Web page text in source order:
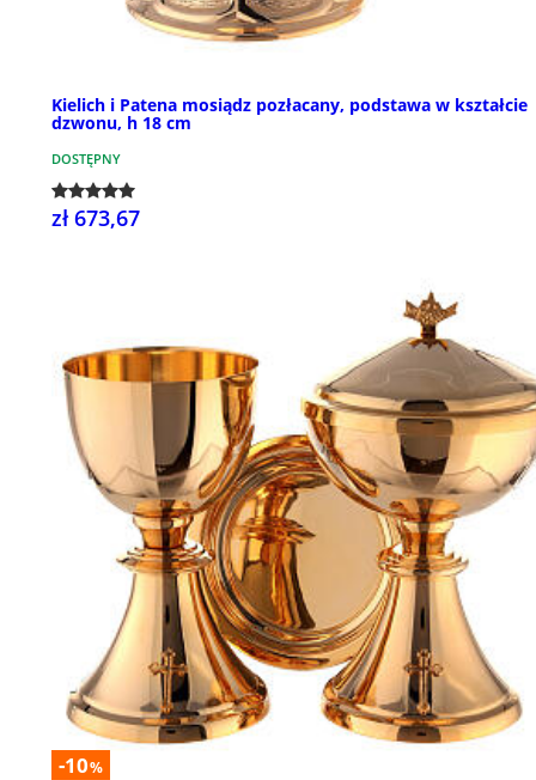
Kielich i Patena mosiądz pozłacany, podstawa w kształcie
dzwonu, h 18 cm
DOSTĘPNY
zł 673,67
-10%